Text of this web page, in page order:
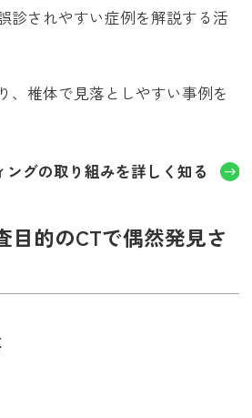
診されやすい症例を解説する活
、椎体で見落としやすい事例を
ングの取り組みを詳しく知る
目的のCTで偶然発見さ